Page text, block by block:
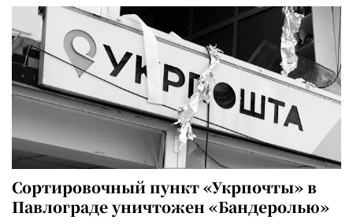
Сортировочный пункт «Укрпочты» в
Павлограде уничтожен «Бандеролью»